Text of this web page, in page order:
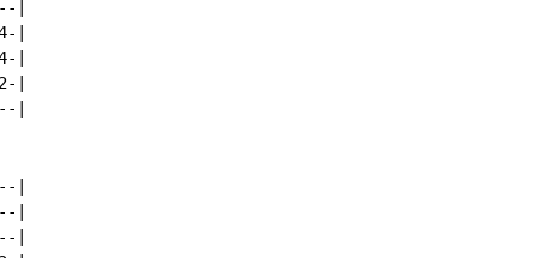
|
|
|
|
|
|
|
|